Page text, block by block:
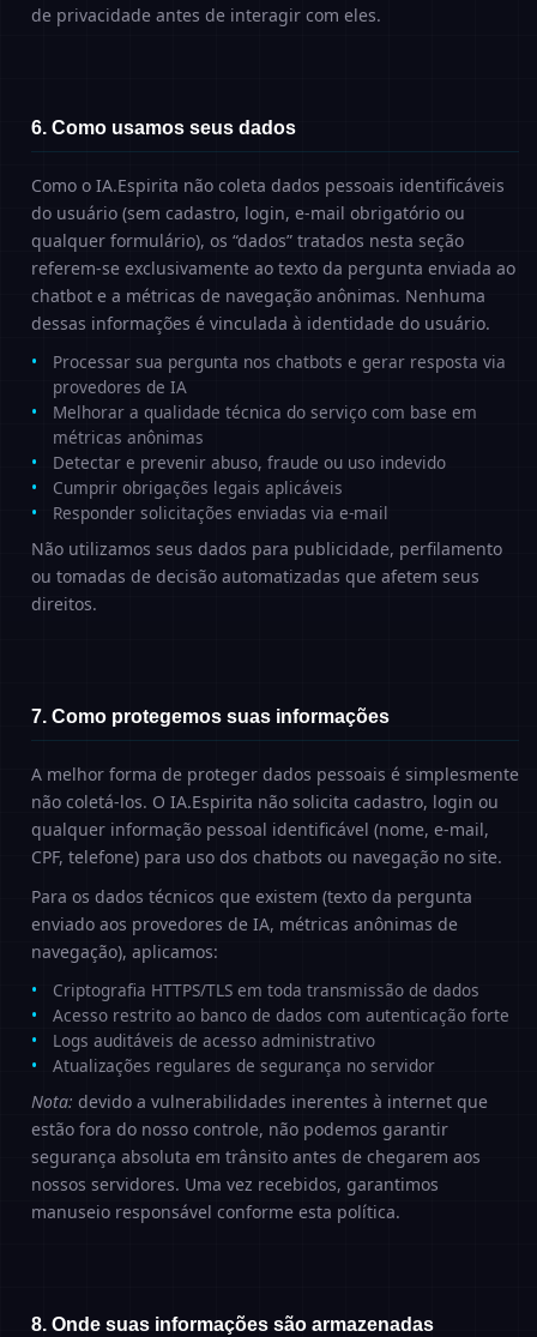
de privacidade antes de interagir com eles.
6. Como usamos seus dados
Como o IA.Espirita não coleta dados pessoais identificáveis
do usuário (sem cadastro, login, e-mail obrigatório ou
qualquer formulário), os “dados” tratados nesta seção
referem-se exclusivamente ao texto da pergunta enviada ao
chatbot e a métricas de navegação anônimas. Nenhuma
dessas informações é vinculada à identidade do usuário.
Processar sua pergunta nos chatbots e gerar resposta via
provedores de IA
Melhorar a qualidade técnica do serviço com base em
métricas anônimas
Detectar e prevenir abuso, fraude ou uso indevido
Cumprir obrigações legais aplicáveis
Responder solicitações enviadas via e-mail
Não utilizamos seus dados para publicidade, perfilamento
ou tomadas de decisão automatizadas que afetem seus
direitos.
7. Como protegemos suas informações
A melhor forma de proteger dados pessoais é simplesmente
não coletá-los. O IA.Espirita não solicita cadastro, login ou
qualquer informação pessoal identificável (nome, e-mail,
CPF, telefone) para uso dos chatbots ou navegação no site.
Para os dados técnicos que existem (texto da pergunta
enviado aos provedores de IA, métricas anônimas de
navegação), aplicamos:
Criptografia HTTPS/TLS em toda transmissão de dados
Acesso restrito ao banco de dados com autenticação forte
Logs auditáveis de acesso administrativo
Atualizações regulares de segurança no servidor
Nota: devido a vulnerabilidades inerentes à internet que
estão fora do nosso controle, não podemos garantir
segurança absoluta em trânsito antes de chegarem aos
nossos servidores. Uma vez recebidos, garantimos
manuseio responsável conforme esta política.
8. Onde suas informações são armazenadas